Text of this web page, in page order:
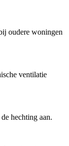
oudere woningen
ventilatie
hechting aan.